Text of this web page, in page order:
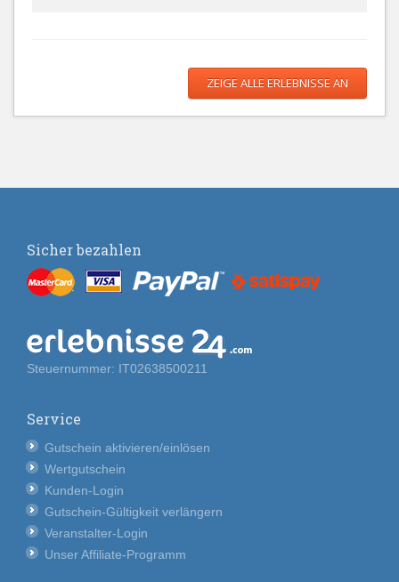
ZEIGE ALLE ERLEBNISSE AN
Sicher bezahlen
Steuernummer: IT02638500211
Service
Gutschein aktivieren/einlösen
Wertgutschein
Kunden-Login
Gutschein-Gültigkeit verlängern
Veranstalter-Login
Unser Affiliate-Programm